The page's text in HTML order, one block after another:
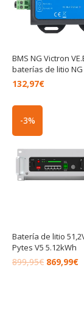
BMS NG Victron
baterías de litio NG
132,97€
-3%
Batería de litio
Pytes V5 5.12kWh
899,95€
899,95€.
869,99€